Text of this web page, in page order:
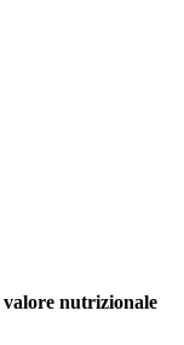
valore nutrizionale